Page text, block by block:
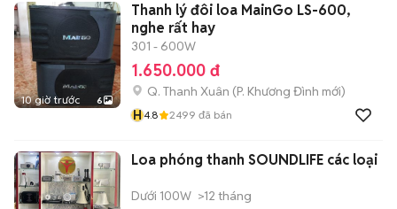
10 giờ trước 6
Thanh lý đôi loa MainGo LS-600,
nghe rất hay
301 - 600W
1.650.000 đ
Q. Thanh Xuân (P. Khương Đình mới)
H4.8 2499 đã bán
Loa phóng thanh SOUNDLIFE các loại
Dưới 100W >12 tháng